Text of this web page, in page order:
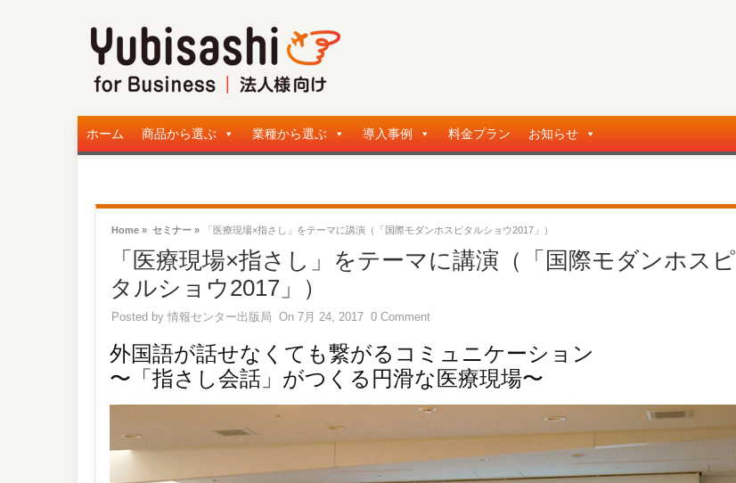
ホーム 商品から選ぶ 業種から選ぶ 導入事例 料金プラン お知らせ
Home » セミナー » 「医療現場×指さし」をテーマに講演（「国際モダンホスピタルショウ2017」）
「医療現場×指さし」をテーマに講演（「国際モダンホスピ
タルショウ2017」）
Posted by 情報センター出版局 On 7月 24, 2017 0 Comment
外国語が話せなくても繋がるコミュニケーション
〜「指さし会話」がつくる円滑な医療現場〜